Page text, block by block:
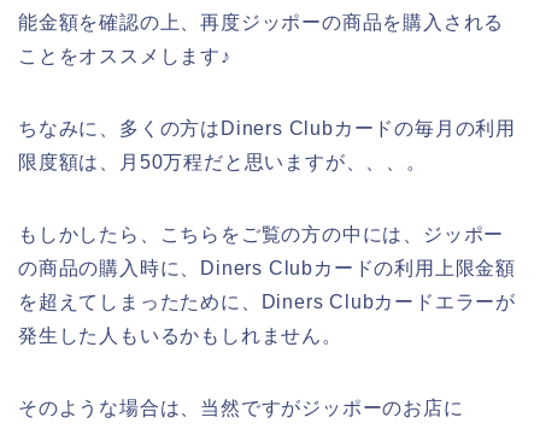
能金額を確認の上、再度ジッポーの商品を購入される
ことをオススメします♪
ちなみに、多くの方はDiners Clubカードの毎月の利用
限度額は、月50万程だと思いますが、、、。
もしかしたら、こちらをご覧の方の中には、ジッポー
の商品の購入時に、Diners Clubカードの利用上限金額
を超えてしまったために、Diners Clubカードエラーが
発生した人もいるかもしれません。
そのような場合は、当然ですがジッポーのお店に